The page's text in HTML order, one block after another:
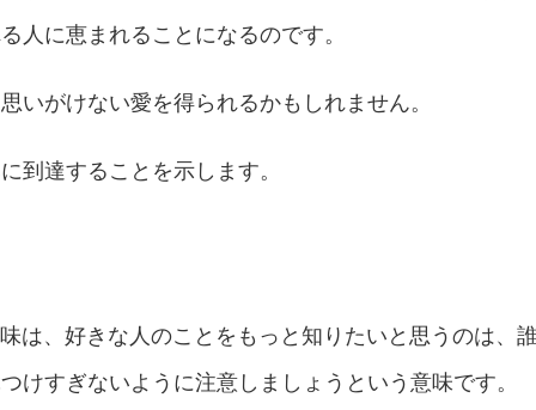
人に恵まれることになるのです。
いがけない愛を得られるかもしれません。
到達することを示します。
は、好きな人のことをもっと知りたいと思うのは、
けすぎないように注意しましょうという意味です。